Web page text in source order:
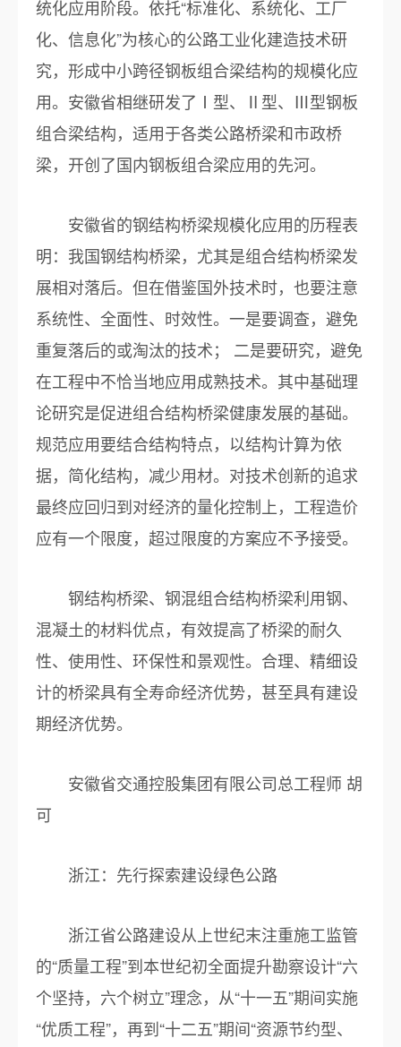
统化应用阶段。依托“标准化、系统化、工厂
化、信息化”为核心的公路工业化建造技术研
究，形成中小跨径钢板组合梁结构的规模化应
用。安徽省相继研发了Ⅰ型、Ⅱ型、Ⅲ型钢板
组合梁结构，适用于各类公路桥梁和市政桥
梁，开创了国内钢板组合梁应用的先河。
安徽省的钢结构桥梁规模化应用的历程表
明：我国钢结构桥梁，尤其是组合结构桥梁发
展相对落后。但在借鉴国外技术时，也要注意
系统性、全面性、时效性。一是要调查，避免
重复落后的或淘汰的技术； 二是要研究，避免
在工程中不恰当地应用成熟技术。其中基础理
论研究是促进组合结构桥梁健康发展的基础。
规范应用要结合结构特点，以结构计算为依
据，简化结构，减少用材。对技术创新的追求
最终应回归到对经济的量化控制上，工程造价
应有一个限度，超过限度的方案应不予接受。
钢结构桥梁、钢混组合结构桥梁利用钢、
混凝土的材料优点，有效提高了桥梁的耐久
性、使用性、环保性和景观性。合理、精细设
计的桥梁具有全寿命经济优势，甚至具有建设
期经济优势。
安徽省交通控股集团有限公司总工程师 胡
可
浙江：先行探索建设绿色公路
浙江省公路建设从上世纪末注重施工监管
的“质量工程”到本世纪初全面提升勘察设计“六
个坚持，六个树立”理念，从“十一五”期间实施
“优质工程”，再到“十二五”期间“资源节约型、